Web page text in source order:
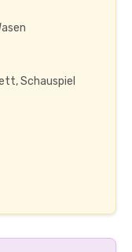
Schauspiel